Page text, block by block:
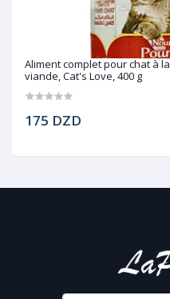
Aliment complet pour chat à la
viande, Cat's Love, 400 g
175 DZD